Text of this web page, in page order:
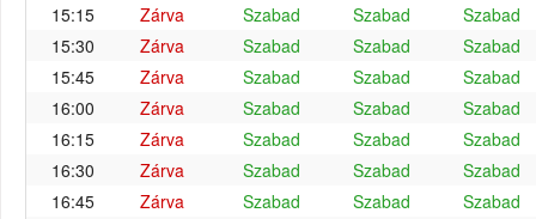
15:15
Zárva Szabad Szabad
Szabad
15:30
Zárva Szabad Szabad
Szabad
15:45
Zárva Szabad Szabad
Szabad
16:00
Zárva Szabad Szabad
Szabad
16:15
Zárva Szabad Szabad
Szabad
16:30
Zárva Szabad Szabad
Szabad
16:45
Zárva Szabad Szabad
Szabad